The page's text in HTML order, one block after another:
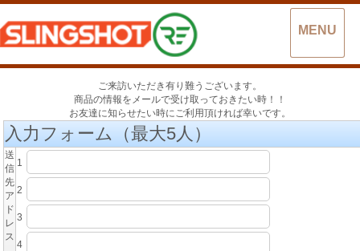
MENU
ご来訪いただき有り難うございます。
商品の情報をメールで受け取っておきたい時！！
お友達に知らせたい時にご利用頂ければ幸いです。
入力フォーム（最大5人）
送
信
先
ア
ド
レ
ス
1
2
3
4